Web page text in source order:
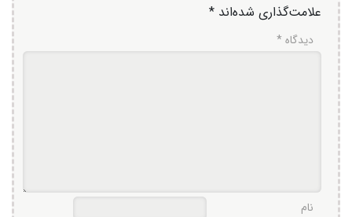
علامت‌گذاری شده‌اند *
دیدگاه *
نام